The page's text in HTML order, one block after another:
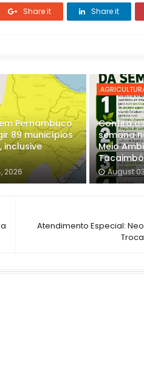
Share it Share it
Pernambuco
89 municípios
inclusive
2026
Confira
semana
Meio
August
Atendimento Especial: